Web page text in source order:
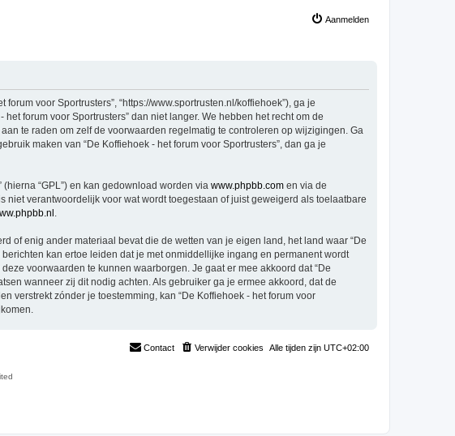
Aanmelden
voor Sportrusters”, “https://www.sportrusten.nl/koffiehoek”), ga je
forum voor Sportrusters” dan niet langer. We hebben het recht om de
te raden om zelf de voorwaarden regelmatig te controleren op wijzigingen. Ga
maken van “De Koffiehoek - het forum voor Sportrusters”, dan ga je
(hierna “GPL”) en kan gedownload worden via www.phpbb.com en via de
niet verantwoordelijk voor wat wordt toegestaan of juist geweigerd als toelaatbare
of enig ander materiaal bevat die de wetten van je eigen land, het land waar “De
kan ertoe leiden dat je met onmiddellijke ingang en permanent wordt
voorwaarden te kunnen waarborgen. Je gaat er mee akkoord dat “De
wanneer zij dit nodig achten. Als gebruiker ga je ermee akkoord, dat de
verstrekt zónder je toestemming, kan “De Koffiehoek - het forum voor
Alle tijden zijn UTC+02:00
Verwijder cookies
Contact